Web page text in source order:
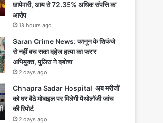
छापेमारी, आय से 72.35% अधिक संपत्ति का
आरोप
18 hours ago
Saran Crime News: कानून के शिकंजे
से नहीं बच सका दहेज हत्या का फरार
अभियुक्त, पुलिस ने दबोचा
2 days ago
Chhapra Sadar Hospital: अब मरीजों
को घर बैठे मोबाइल पर मिलेगी पैथोलॉजी जांच
की रिपोर्ट
2 days ago